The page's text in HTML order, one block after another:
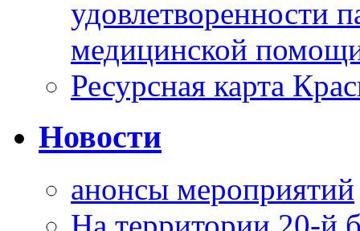
удовлетворенности
медицинской
Ресурсная карта
Новости
анонсы мероприятий